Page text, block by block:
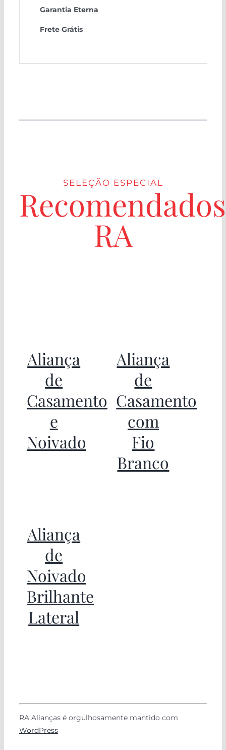
Garantia Eterna
Frete Grátis
SELEÇÃO ESPECIAL
Recomendados
RA
Aliança
de
Casamento
e
Noivado
Aliança
de
Casamento
com
Fio
Branco
Aliança
de
Noivado
Brilhante
Lateral
RA Alianças é orgulhosamente mantido com
WordPress